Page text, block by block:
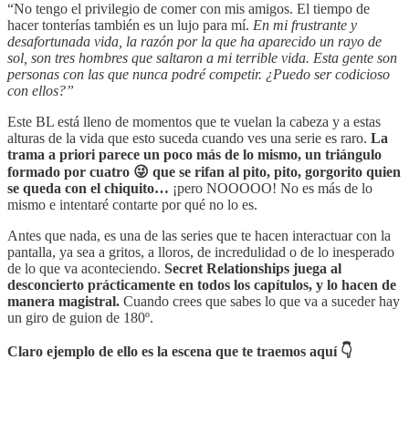
“No tengo el privilegio de comer con mis amigos. El tiempo de
hacer tonterías también es un lujo para mí. En mi frustrante y
desafortunada vida, la razón por la que ha aparecido un rayo de
sol, son tres hombres que saltaron a mi terrible vida. Esta gente son
personas con las que nunca podré competir. ¿Puedo ser codicioso
con ellos?”
Este BL está lleno de momentos que te vuelan la cabeza y a estas
alturas de la vida que esto suceda cuando ves una serie es raro. La
trama a priori parece un poco más de lo mismo, un triángulo
formado por cuatro 😜 que se rifan al pito, pito, gorgorito quien
se queda con el chiquito… ¡pero NOOOOO! No es más de lo
mismo e intentaré contarte por qué no lo es.
Antes que nada, es una de las series que te hacen interactuar con la
pantalla, ya sea a gritos, a lloros, de incredulidad o de lo inesperado
de lo que va aconteciendo. Secret Relationships juega al
desconcierto prácticamente en todos los capítulos, y lo hacen de
manera magistral. Cuando crees que sabes lo que va a suceder hay
un giro de guion de 180º.
Claro ejemplo de ello es la escena que te traemos aquí 👇